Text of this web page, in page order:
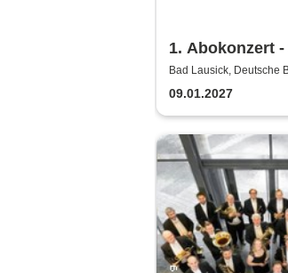
1. Abokonzert
Sächsische
Bad Lausick, Deutsche
Lausick
09.01.2027